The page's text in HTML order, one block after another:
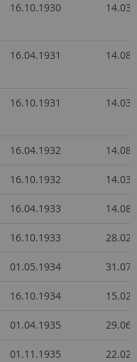
16.10.1930
16.04.1931
16.10.1931
16.04.1932
16.10.1932
16.04.1933
16.10.1933
01.05.1934
16.10.1934
01.04.1935
01.11.1935